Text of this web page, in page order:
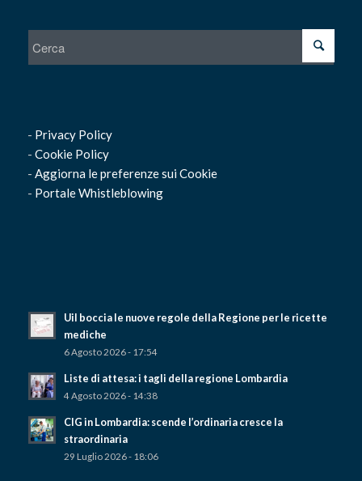
- Privacy Policy
- Cookie Policy
- Aggiorna le preferenze sui Cookie
- Portale Whistleblowing
Uil boccia le nuove regole della Regione per le ricette
mediche
6 Agosto 2026 - 17:54
Liste di attesa: i tagli della regione Lombardia
4 Agosto 2026 - 14:38
CIG in Lombardia: scende l’ordinaria cresce la
straordinaria
29 Luglio 2026 - 18:06